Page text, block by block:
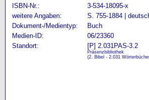
ISBN-Nr.:
3-534-18095-x
weitere Angaben:
S. 755-1884 |
Dokument-/Medientyp:
Buch
Medien-ID:
06/23360
Standort:
[P] 2.031PAS-3.2
Präsenzbibliothek
(2. Bibel - 2.031